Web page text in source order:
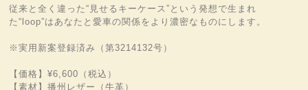
従来と全く違った“見せるキーケース”という発想で生まれ
た“loop”はあなたと愛車の関係をより濃密なものにします。
※実用新案登録済み（第3214132号）
【価格】¥6,600（税込）
【素材】播州レザー（牛革）